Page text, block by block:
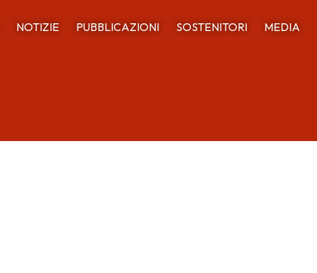
NOTIZIE PUBBLICAZIONI SOSTENITORI MEDIA